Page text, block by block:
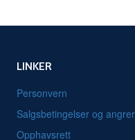
LINKER
Personvern
Salgsbetingelser og
Opphavsrett